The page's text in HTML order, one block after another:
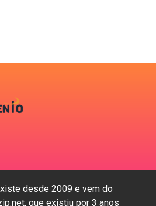
desde 2009 e vem do
que existiu por 3 anos